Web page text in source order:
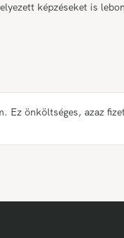
képzéseket is
Ez önköltséges, azaz